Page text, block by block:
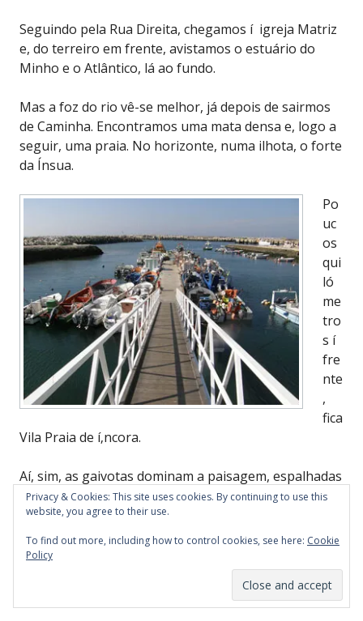
Seguindo pela Rua Direita, chegamos í igreja Matriz
e, do terreiro em frente, avistamos o estuário do
Minho e o Atlântico, lá ao fundo.
Mas a foz do rio vê-se melhor, já depois de sairmos
de Caminha. Encontramos uma mata densa e, logo a
seguir, uma praia. No horizonte, numa ilhota, o forte
da Ínsua.
Po
uc
os
qui
ló
me
tro
s í
fre
nte
,
fica
Vila Praia de í‚ncora.
Aí, sim, as gaivotas dominam a paisagem, espalhadas
pelo chão, pelo telhado da lota e nos muros do forte
da Lagarteira, situado junto a uma enseada, onde
descansam os coloridos barcos de pesca.
Depois, a praia de areia branca, com o Atlântico em
Privacy & Cookies: This site uses cookies. By continuing to use this
website, you agree to their use.
To find out more, including how to control cookies, see here: Cookie
Policy